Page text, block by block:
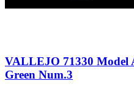
VALLEJO 71330 Model
Green Num.3